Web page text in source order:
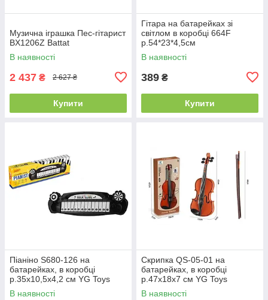
Музична іграшка Пес-гітарист
BX1206Z Battat
В наявності
2 437 ₴ 2 627 ₴
Купити
Гітара на батарейках зі
світлом в коробці 664F
р.54*23*4,5см
В наявності
389 ₴
Купити
Піаніно S680-126 на
батарейках, в коробці
р.35x10,5x4,2 см YG Toys
В наявності
Скрипка QS-05-01 на
батарейках, в коробці
р.47x18x7 см YG Toys
В наявності